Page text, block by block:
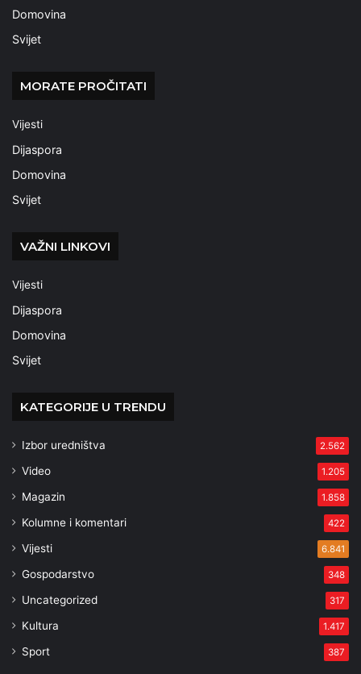
Domovina
Svijet
MORATE PROČITATI
Vijesti
Dijaspora
Domovina
Svijet
VAŽNI LINKOVI
Vijesti
Dijaspora
Domovina
Svijet
KATEGORIJE U TRENDU
Izbor uredništva 2.562
Video 1.205
Magazin 1.858
Kolumne i komentari 422
Vijesti 6.841
Gospodarstvo 348
Uncategorized 317
Kultura 1.417
Sport 387